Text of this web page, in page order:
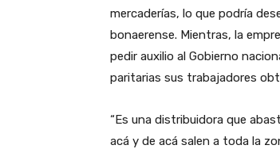
mercaderías, lo que podría
bonaerense. Mientras, la
pedir auxilio al Gobierno
paritarias sus trabajadores
“Es una distribuidora que
acá y de acá salen a toda la